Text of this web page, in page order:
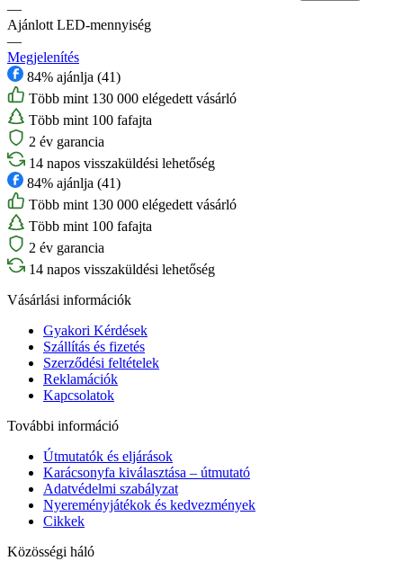
—
Ajánlott LED-mennyiség
—
Megjelenítés
84% ajánlja (41)
Több mint 130 000 elégedett vásárló
Több mint 100 fafajta
2 év garancia
14 napos visszaküldési lehetőség
84% ajánlja (41)
Több mint 130 000 elégedett vásárló
Több mint 100 fafajta
2 év garancia
14 napos visszaküldési lehetőség
Vásárlási információk
Gyakori Kérdések
Szállítás és fizetés
Szerződési feltételek
Reklamációk
Kapcsolatok
További információ
Útmutatók és eljárások
Karácsonyfa kiválasztása – útmutató
Adatvédelmi szabályzat
Nyereményjátékok és kedvezmények
Cikkek
Közösségi háló